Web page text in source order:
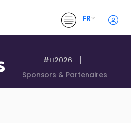
FR
#LI2026
Sponsors & Partenaires